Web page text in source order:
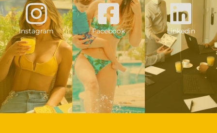
Instagram Facebook Linkedin